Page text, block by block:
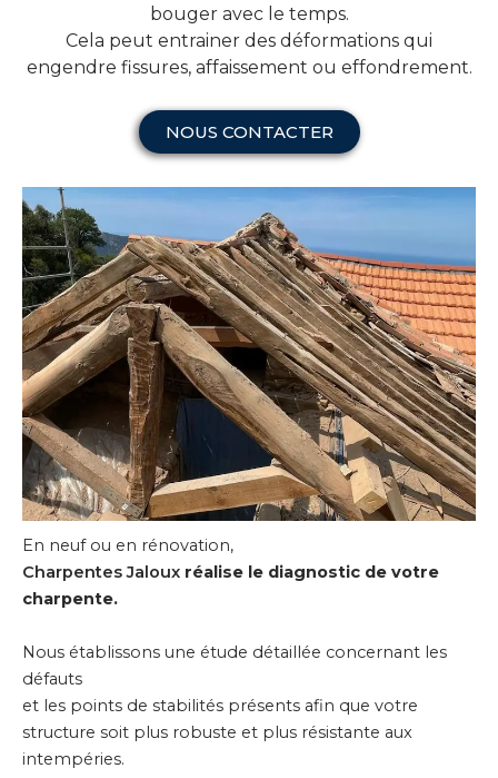
bouger avec le temps.
Cela peut entrainer des déformations qui
engendre fissures, affaissement ou effondrement.
NOUS CONTACTER
En neuf ou en rénovation,
Charpentes Jaloux réalise le diagnostic de votre
charpente.
Nous établissons une étude détaillée concernant les
défauts
et les points de stabilités présents afin que votre
structure soit plus robuste et plus résistante aux
intempéries.